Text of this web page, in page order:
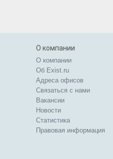
О компании
О компании
Об Exist.ru
Адреса офисов
Связаться с нами
Вакансии
Новости
Статистика
Правовая информация